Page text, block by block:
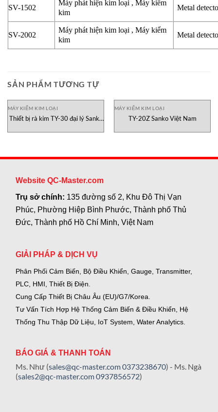
SV-1502
Máy phát hiện kim loại , Máy kiểm
kim
Metal
SV-2002
Máy phát hiện kim loại , Máy kiểm
kim
Metal
SẢN PHẨM TƯƠNG TỰ
MÁY KIỂM KIM LOẠI
Thiết bị rà kim TY-30 đại lý Sanko
MÁY KIỂM KIM LOẠI
TY-20Z Sanko Việt Nam
Website QC-Master.com
Trụ sở chính: 135 đường số 2, Khu Đô Thị Vạn
Phúc, Phường Hiệp Bình Phước, Thành phố Thủ
Đức, Thành phố Hồ Chí Minh, Việt Nam
GIẢI PHÁP & DỊCH VỤ
Phân Phối Cảm Biến, Bộ Điều Khiển, Gauge, Transmitter,
PLC, HMI, Thiết Bị Điện.
Cung Cấp Thiết Bị Châu Âu (EU)/G7/Korea.
Tư Vấn Tích Hợp Hệ Thống Cảm Biến & Điều Khiển, Hệ
Thống Thu Thập Dữ Liệu, IoT System, Water Analytics.
BÁO GIÁ & THANH TOÁN
Ms. Như (sales@qc-master.com0373238670) - Ms. Ngà
(sales2@qc-master.com0937856572)